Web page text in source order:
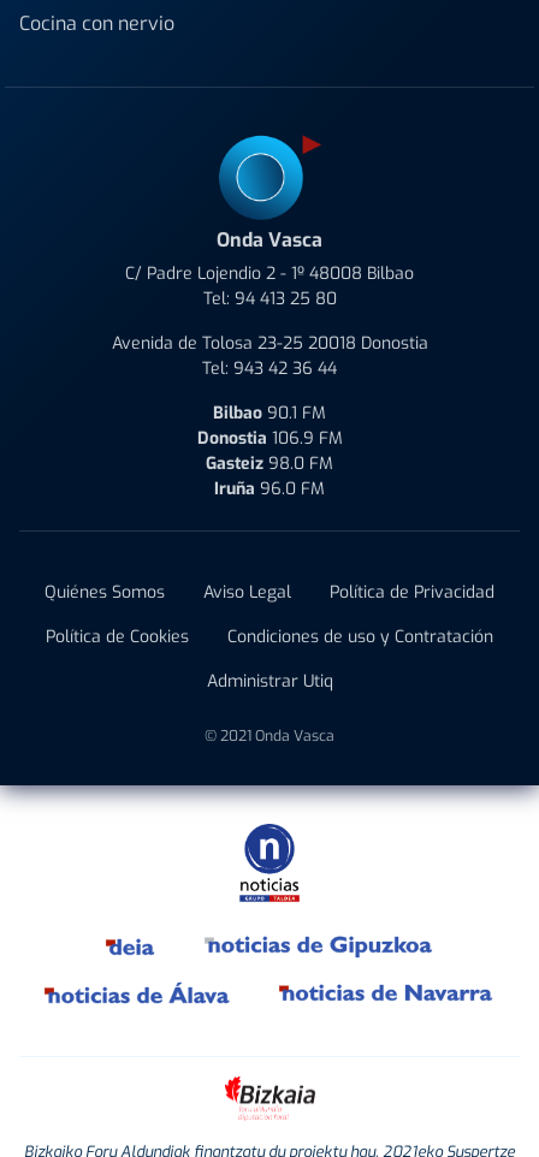
Cocina con nervio
Onda Vasca
C/ Padre Lojendio 2 - 1º 48008 Bilbao
Tel: 94 413 25 80
Avenida de Tolosa 23-25 20018 Donostia
Tel: 943 42 36 44
Bilbao 90.1 FM
Donostia 106.9 FM
Gasteiz 98.0 FM
Iruña 96.0 FM
Quiénes Somos Aviso Legal
Política de Privacidad
Política de Cookies
Condiciones de uso y Contratación
Administrar Utiq
© 2021 Onda Vasca
Bizkaiko Foru Aldundiak finantzatu du proiektu hau, 2021eko Suspertze